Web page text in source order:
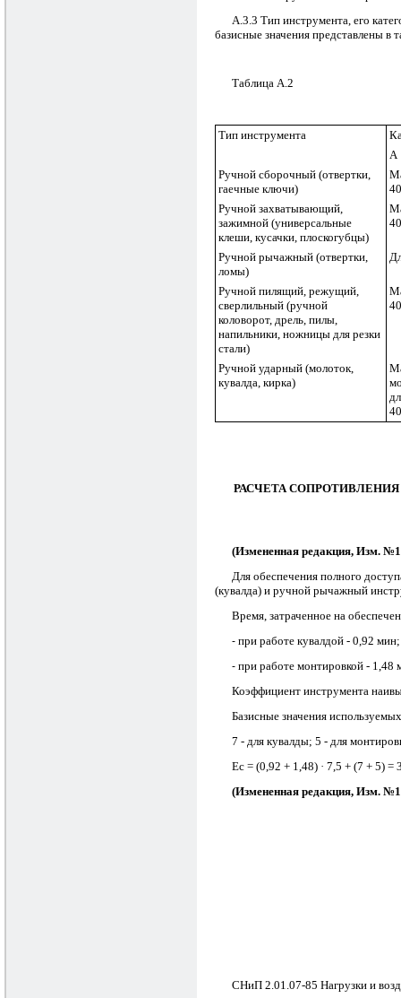
А.3.3 Тип инструмента, его
базисные значения представлены в
Таблица А.2
Тип инструмента
А
Ручной сборочный (отвертки,
гаечные ключи)
Ручной захватывающий,
зажимной (универсальные
клеши, кусачки, плоскогубцы)
Ручной рычажный (отвертки,
ломы)
Ручной пилящий, режущий,
сверлильный (ручной
коловорот, дрель, пилы,
напильники, ножницы для резки
стали)
Ручной ударный (молоток,
кувалда, кирка)
РАСЧЕТА
(Измененная редакция, Изм.
Для обеспечения полного
(кувалда) и ручной рычажный
Время, затраченное на
- при работе кувалдой - 0,92 мин;
- при работе монтировкой - 1,48
Коэффициент инструмента
Базисные значения
7 - для кувалды; 5 - для
Еc = (0,92 + 1,48) · 7,5 + (7 + 5) =
(Измененная редакция, Изм.
СНиП 2.01.07-85 Нагрузки и